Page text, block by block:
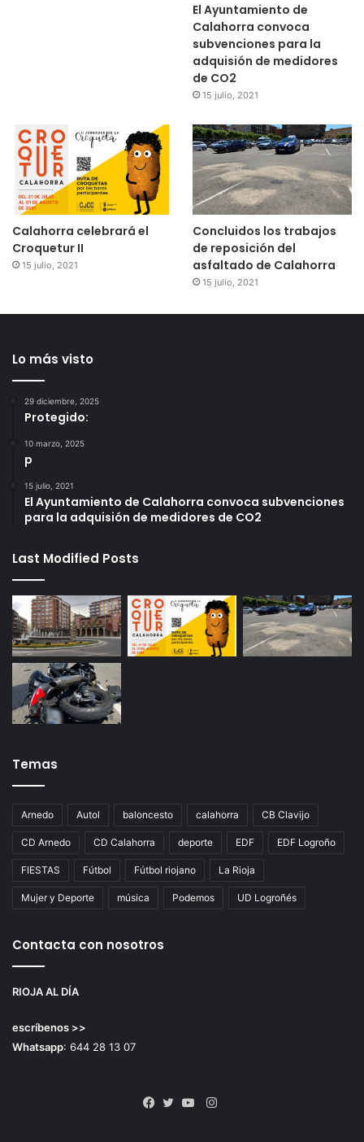
El Ayuntamiento de
Calahorra convoca
subvenciones para la
adquisión de medidores
de CO2
15 julio, 2021
Calahorra celebrará el
Croquetur II
15 julio, 2021
Concluidos los trabajos
de reposición del
asfaltado de Calahorra
15 julio, 2021
Lo más visto
29 diciembre, 2025
Protegido:
10 marzo, 2025
p
15 julio, 2021
El Ayuntamiento de Calahorra convoca subvenciones
para la adquisión de medidores de CO2
Last Modified Posts
Temas
Arnedo Autol baloncesto calahorra CB Clavijo
CD Arnedo CD Calahorra deporte EDF EDF Logroño
FIESTAS Fútbol Fútbol riojano La Rioja
Mujer y Deporte música Podemos UD Logroñés
Contacta con nosotros
RIOJA AL DÍA
escríbenos >>
Whatsapp: 644 28 13 07
Instagram